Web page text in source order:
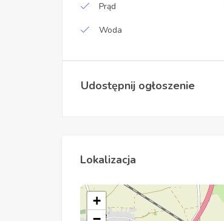
Prąd
Woda
Udostępnij ogłoszenie
Lokalizacja
+